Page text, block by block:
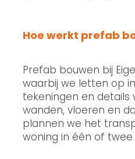
Hoe werkt prefab
Prefab bouwen bij
waarbij we letten op
tekeningen en details
wanden, vloeren en
plannen we het
woning in één of